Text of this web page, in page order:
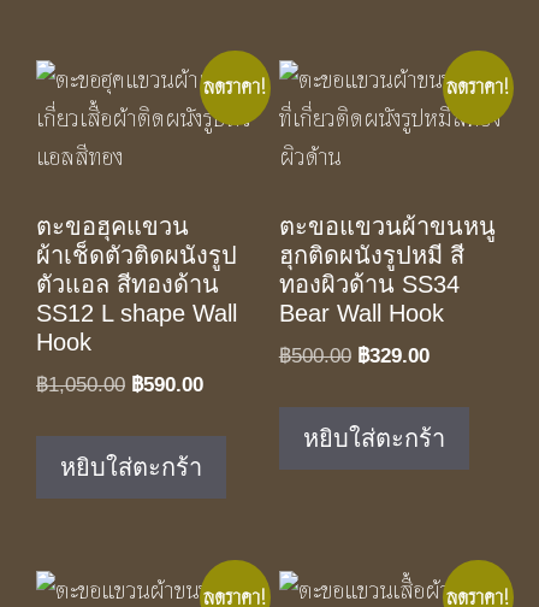
ลดราคา!
ตะขอฮุคแขวน
ผ้าเช็ดตัวติดผนังรูป
ตัวแอล สีทองด้าน
SS12 L shape Wall
Hook
฿1,050.00 Original
฿1,050.00.
฿590.00Current
หยิบใส่ตะกร้า
ลดราคา!
ตะขอแขวนผ้าขนหนู
ฮุกติดผนังรูปหมี สี
ทองผิวด้าน SS34
Bear Wall Hook
฿500.00 Original
was:
฿500.00.
฿329.00Current
฿329.00.
หยิบใส่ตะกร้า
ลดราคา! ลดราคา!